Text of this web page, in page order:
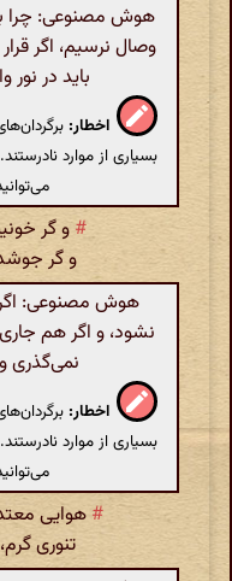
هوش مصنوعی: چرا
وصال نرسیم، اگر
باید در نور
اخطار:
بسیاری از موارد
#و گر
و گر
هوش مصنوعی:
نشود، و اگر هم
نمی‌گذری
اخطار:
بسیاری از موارد
# هوایی
تنوری